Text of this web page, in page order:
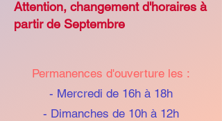
Attention, changement d'horaires à
partir de Septembre
Permanences d'ouverture les :
- Mercredi de 16h à 18h
- Dimanches de 10h à 12h